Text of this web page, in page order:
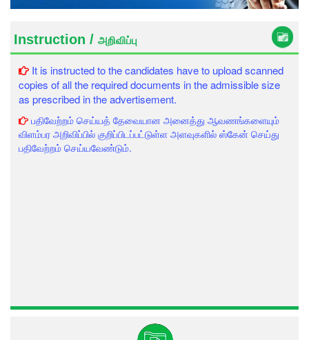
Instruction / அறிவிப்பு
It is instructed to the candidates have to upload scanned
copies of all the required documents in the admissible size
as prescribed in the advertisement.
பதிவேற்றம் செய்யத் தேவையான அனைத்து ஆவணங்களையும்
விளம்பர அறிவிப்பில் குறிப்பிடப்பட்டுள்ள அளவுகளில் ஸ்கேன் செய்து
பதிவேற்றம் செய்யவேண்டும்.